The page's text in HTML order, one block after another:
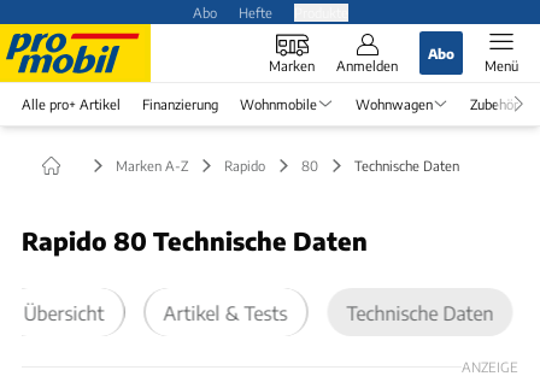
Abo Hefte
Marken Anmelden
Abo
Menü
Alle pro+ Artikel Finanzierung Wohnmobile Wohnwagen Zubehör
Marken A-Z Rapido 80 Technische Daten
Rapido 80 Technische Daten
Übersicht Artikel & Tests Technische Daten
ANZEIGE